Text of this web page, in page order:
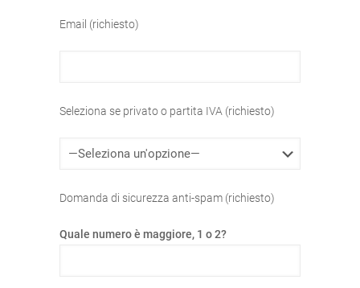
Email (richiesto)
Seleziona se privato o partita IVA (richiesto)
Domanda di sicurezza anti-spam (richiesto)
Quale numero è maggiore, 1 o 2?